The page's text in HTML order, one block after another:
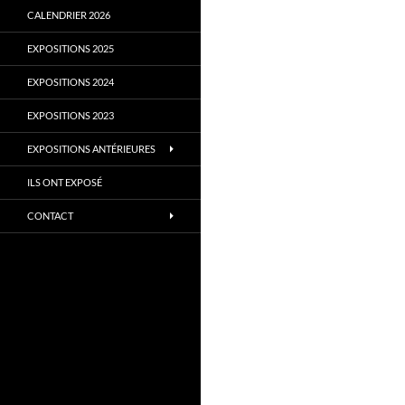
CALENDRIER 2026
EXPOSITIONS 2025
EXPOSITIONS 2024
EXPOSITIONS 2023
EXPOSITIONS ANTÉRIEURES
ILS ONT EXPOSÉ
CONTACT